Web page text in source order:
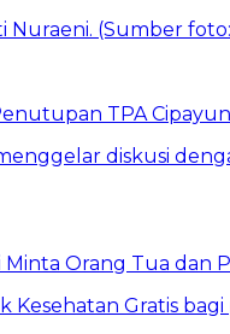
TPA
Minta Orang Tua dan